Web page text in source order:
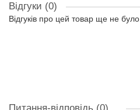
Відгуки (0)
Відгуків про цей товар ще не було.